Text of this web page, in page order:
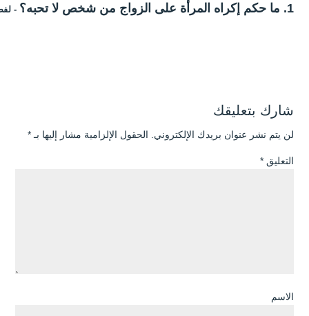
1. ما حكم إكراه المرأة على الزواج من شخص لا تحبه؟ -
شارك بتعليقك
لن يتم نشر عنوان بريدك الإلكتروني. الحقول الإلزامية مشار إليها بـ *
التعليق *
الاسم